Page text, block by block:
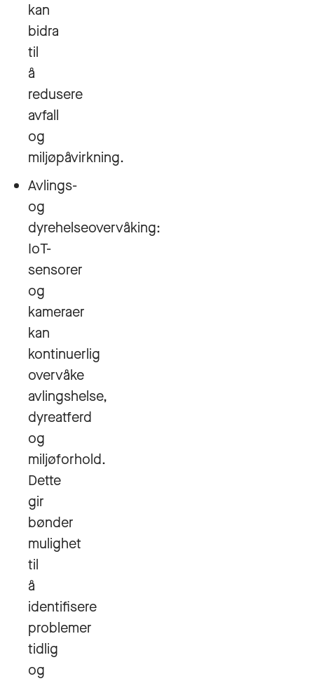
kan
bidra
til
å
redusere
avfall
og
miljøpåvirkning.
Avlings-
og
dyrehelseovervåking:
IoT-
sensorer
og
kameraer
kan
kontinuerlig
overvåke
avlingshelse,
dyreatferd
og
miljøforhold.
Dette
gir
bønder
mulighet
til
å
identifisere
problemer
tidlig
og